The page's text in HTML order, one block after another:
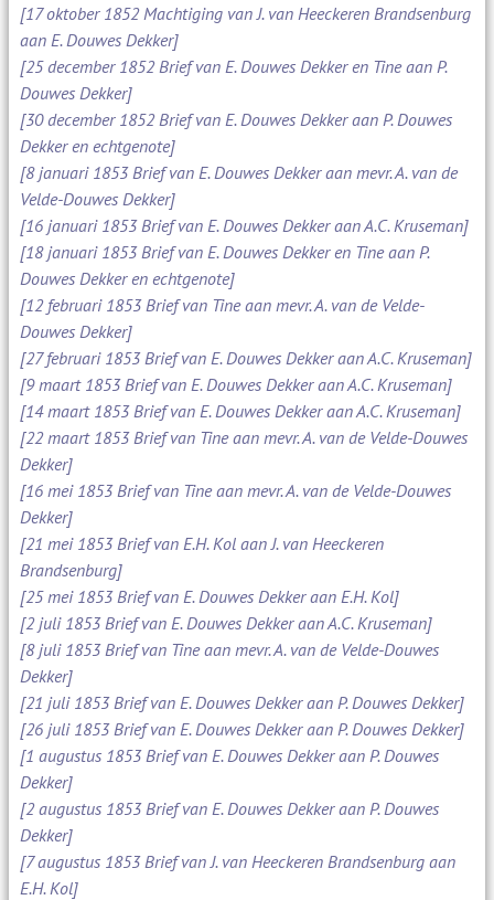
[17 oktober 1852 Machtiging van J. van Heeckeren Brandsenburg
aan E. Douwes Dekker]
[25 december 1852 Brief van E. Douwes Dekker en Tine aan P.
Douwes Dekker]
[30 december 1852 Brief van E. Douwes Dekker aan P. Douwes
Dekker en echtgenote]
[8 januari 1853 Brief van E. Douwes Dekker aan mevr. A. van de
Velde-Douwes Dekker]
[16 januari 1853 Brief van E. Douwes Dekker aan A.C. Kruseman]
[18 januari 1853 Brief van E. Douwes Dekker en Tine aan P.
Douwes Dekker en echtgenote]
[12 februari 1853 Brief van Tine aan mevr. A. van de Velde-
Douwes Dekker]
[27 februari 1853 Brief van E. Douwes Dekker aan A.C. Kruseman]
[9 maart 1853 Brief van E. Douwes Dekker aan A.C. Kruseman]
[14 maart 1853 Brief van E. Douwes Dekker aan A.C. Kruseman]
[22 maart 1853 Brief van Tine aan mevr. A. van de Velde-Douwes
Dekker]
[16 mei 1853 Brief van Tine aan mevr. A. van de Velde-Douwes
Dekker]
[21 mei 1853 Brief van E.H. Kol aan J. van Heeckeren
Brandsenburg]
[25 mei 1853 Brief van E. Douwes Dekker aan E.H. Kol]
[2 juli 1853 Brief van E. Douwes Dekker aan A.C. Kruseman]
[8 juli 1853 Brief van Tine aan mevr. A. van de Velde-Douwes
Dekker]
[21 juli 1853 Brief van E. Douwes Dekker aan P. Douwes Dekker]
[26 juli 1853 Brief van E. Douwes Dekker aan P. Douwes Dekker]
[1 augustus 1853 Brief van E. Douwes Dekker aan P. Douwes
Dekker]
[2 augustus 1853 Brief van E. Douwes Dekker aan P. Douwes
Dekker]
[7 augustus 1853 Brief van J. van Heeckeren Brandsenburg aan
E.H. Kol]